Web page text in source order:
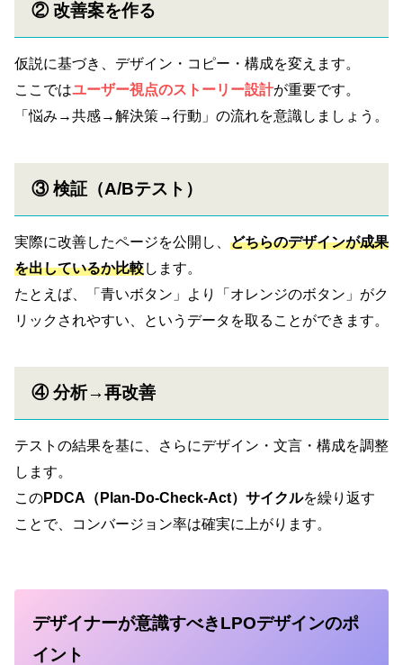
② 改善案を作る
仮説に基づき、デザイン・コピー・構成を変えます。
ここではユーザー視点のストーリー設計が重要です。
「悩み→共感→解決策→行動」の流れを意識しましょう。
③ 検証（A/Bテスト）
実際に改善したページを公開し、 どちらのデザインが成果
を出しているか比較します。
たとえば、「青いボタン」より「オレンジのボタン」がク
リックされやすい、というデータを取ることができます。
④ 分析→再改善
テストの結果を基に、さらにデザイン・文言・構成を調整
します。
このPDCA（Plan-Do-Check-Act）サイクルを繰り返す
ことで、コンバージョン率は確実に上がります。
デザイナーが意識すべきLPOデザインのポ
イント